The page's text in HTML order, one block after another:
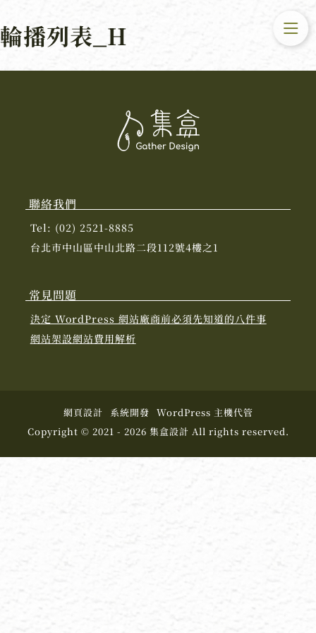
輪播列表_H
聯絡我們
Tel: (02) 2521-8885
台北市中山區中山北路二段112號4樓之1
常見問題
決定 WordPress 網站廠商前必須先知道的八件事
網站架設網站費用解析
網頁設計 系統開發 WordPress 主機代管
Copyright © 2021 - 2026 集盒設計 All rights reserved.